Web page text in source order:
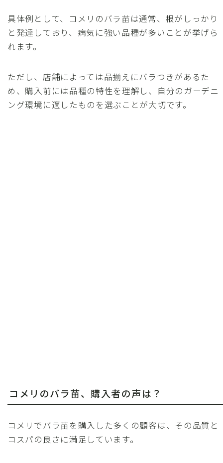
具体例として、コメリのバラ苗は通常、根がしっかり
と発達しており、病気に強い品種が多いことが挙げら
れます。
ただし、店舗によっては品揃えにバラつきがあるた
め、購入前には品種の特性を理解し、自分のガーデニ
ング環境に適したものを選ぶことが大切です。
コメリのバラ苗、購入者の声は？
コメリでバラ苗を購入した多くの顧客は、その品質と
コスパの良さに満足しています。